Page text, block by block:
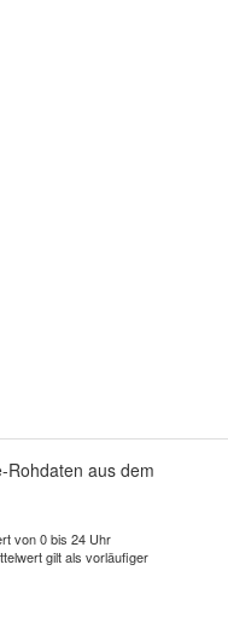
Rohdaten aus dem
von 0 bis 24 Uhr
gilt als vorläufiger